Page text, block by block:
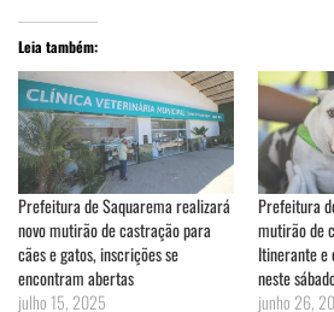
Leia também:
Prefeitura de Saquarema realizará
novo mutirão de castração para
cães e gatos, inscrições se
encontram abertas
julho 15, 2025
Prefeitura
mutirão de
Itinerante e
neste
junho 26,